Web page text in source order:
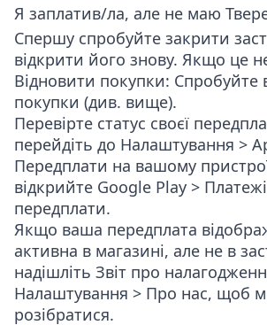
Я заплатив/ла, але не маю
Спершу спробуйте закрити
відкрити його знову. Якщо це
Відновити покупки: Спробуйте
покупки (див. вище).
Перевірте статус своєї
перейдіть до Налаштування >
Передплати на вашому
відкрийте Google Play >
передплати.
Якщо ваша передплата
активна в магазині, але не в
надішліть Звіт про
Налаштування > Про нас, щоб
розібратися.